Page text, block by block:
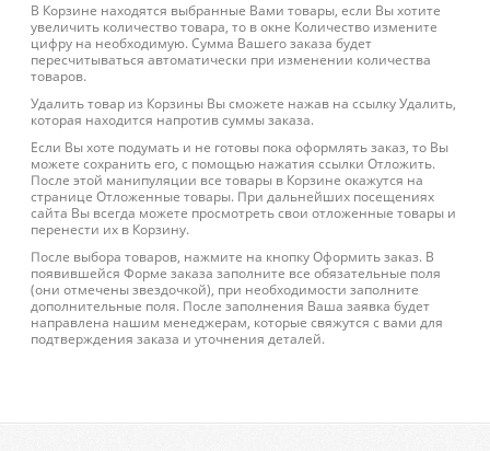
В Корзине находятся выбранные Вами товары, если Вы хотите
увеличить количество товара, то в окне Количество измените
цифру на необходимую. Сумма Вашего заказа будет
пересчитываться автоматически при изменении количества
товаров.
Удалить товар из Корзины Вы сможете нажав на ссылку Удалить,
которая находится напротив суммы заказа.
Если Вы хоте подумать и не готовы пока оформлять заказ, то Вы
можете сохранить его, с помощью нажатия ссылки Отложить.
После этой манипуляции все товары в Корзине окажутся на
странице Отложенные товары. При дальнейших посещениях
сайта Вы всегда можете просмотреть свои отложенные товары и
перенести их в Корзину.
После выбора товаров, нажмите на кнопку Оформить заказ. В
появившейся Форме заказа заполните все обязательные поля
(они отмечены звездочкой), при необходимости заполните
дополнительные поля. После заполнения Ваша заявка будет
направлена нашим менеджерам, которые свяжутся с вами для
подтверждения заказа и уточнения деталей.